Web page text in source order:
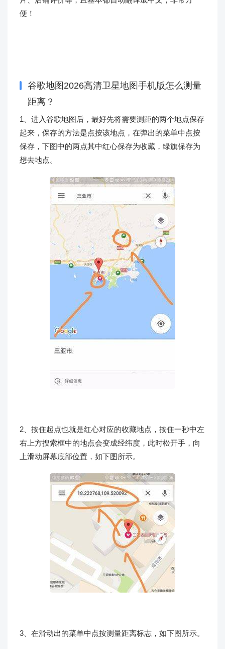
便！
谷歌地图2026高清卫星地图手机版怎么测量
距离？
1、进入谷歌地图后，最好先将需要测距的两个地点保存
起来，保存的方法是点按该地点，在弹出的菜单中点按
保存，下图中的两点其中红心保存为收藏，绿旗保存为
想去地点。
2、按住起点也就是红心对应的收藏地点，按住一秒中左
右上方搜索框中的地点会变成经纬度，此时松开手，向
上滑动屏幕底部位置，如下图所示。
3、在滑动出的菜单中点按测量距离标志，如下图所示。